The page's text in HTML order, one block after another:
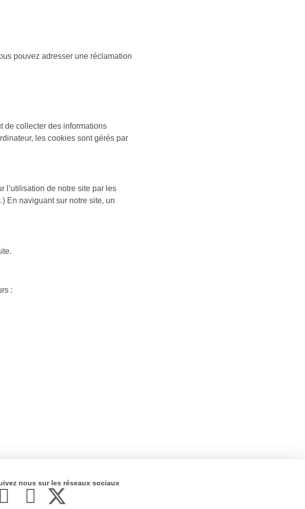
pouvez adresser une réclamation
de collecter des informations
les cookies sont gérés par
l’utilisation de notre site par les
En naviguant sur notre site, un
:
nous sur les réseaux sociaux